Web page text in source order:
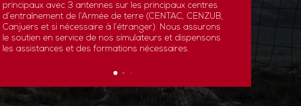
principaux avec 3 antennes sur les principaux centres
d’entraînement de l’Armée de terre (CENTAC, CENZUB,
Canjuers et si nécessaire à l’étranger). Nous assurons
le soutien en service de nos simulateurs et dispensons
les assistances et des formations nécessaires.